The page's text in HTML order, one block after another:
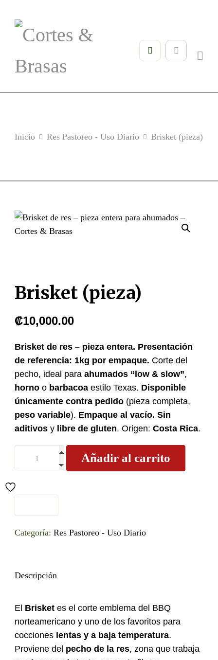
Inicio Res Pastoreo - Uso Diario Brisket (pieza)
Brisket (pieza)
₡10,000.00
Brisket de res – pieza entera. Presentación
de referencia: 1kg por empaque. Corte del
pecho, ideal para ahumados “low & slow”,
horno o barbacoa estilo Texas. Disponible
únicamente contra pedido (pieza completa,
peso variable). Empaque al vacío. Sin
aditivos y libre de gluten. Origen: Costa Rica.
Añadir al carrito
Categoría: Res Pastoreo - Uso Diario
Descripción
El Brisket es el corte emblema del BBQ
norteamericano y uno de los favoritos para
cocciones lentas y a baja temperatura.
Proviene del pecho de la res, zona que trabaja